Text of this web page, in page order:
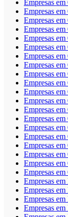
Empresas
Empresas em
Empresas
Empresas em
Empresas
Empresas em
Empresas em
Empresas
Empresas em
Empresas
Empresas em
Empresas em
Empresas em
Empresas
Empresas
Empresas em
Empresas em
Empresas
Empresas em
Empresas
Empresas
Empresas
Empresas
Empresas em